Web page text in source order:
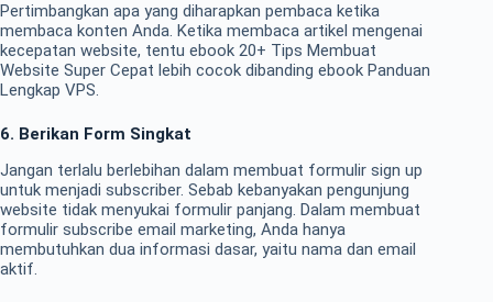
Pertimbangkan apa yang diharapkan pembaca ketika
membaca konten Anda. Ketika membaca artikel mengenai
kecepatan website, tentu ebook 20+ Tips Membuat
Website Super Cepat lebih cocok dibanding ebook Panduan
Lengkap VPS.
6. Berikan Form Singkat
Jangan terlalu berlebihan dalam membuat formulir sign up
untuk menjadi subscriber. Sebab kebanyakan pengunjung
website tidak menyukai formulir panjang. Dalam membuat
formulir subscribe email marketing, Anda hanya
membutuhkan dua informasi dasar, yaitu nama dan email
aktif.